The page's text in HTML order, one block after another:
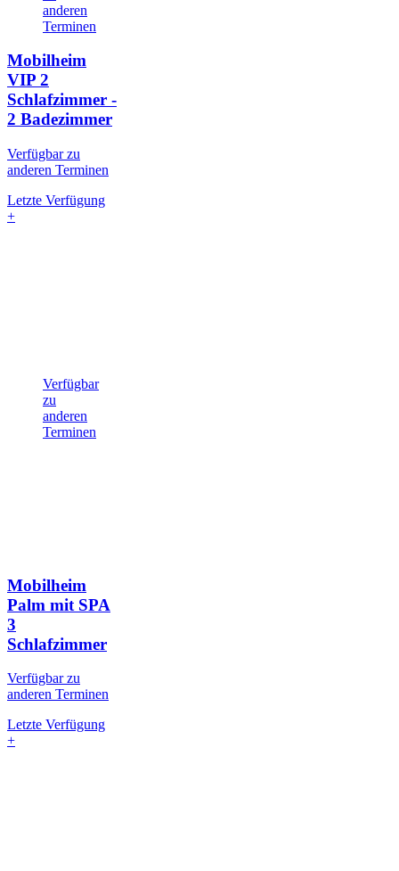
anderen
Terminen
Mobilheim
VIP 2
Schlafzimmer -
2 Badezimmer
Verfügbar zu
anderen Terminen
Letzte Verfügung
+
Verfügbar
zu
anderen
Terminen
Mobilheim
Palm mit SPA
3
Schlafzimmer
Verfügbar zu
anderen Terminen
Letzte Verfügung
+